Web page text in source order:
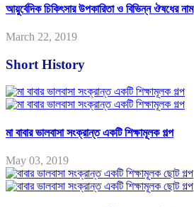
আয়ুর্বেদিক চিকিৎসার উপকারিতা ও বিভিন্ন ঔষধের নাম
March 22, 2019
Short History
মা বাবার ভালবাসা সংক্রান্ত একটি শিক্ষামূলক গল্প
May 03, 2019